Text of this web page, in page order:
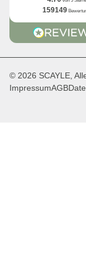
159149
© 2026 SCAYLE,
ImpressumAGB